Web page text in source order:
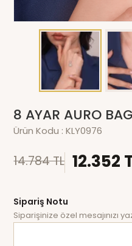
8 AYAR AURO
Ürün Kodu :KLY0976
14.784 TL 12.352
Sipariş Notu
Siparişinize özel mesajınızı